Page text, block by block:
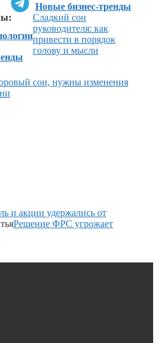
Новые бизнес-тренды
Сладкий сон
руководителя: как
привести в порядок
голову и мысли
сон, нужны изменения
и акции удержались от
Решение ФРС угрожает